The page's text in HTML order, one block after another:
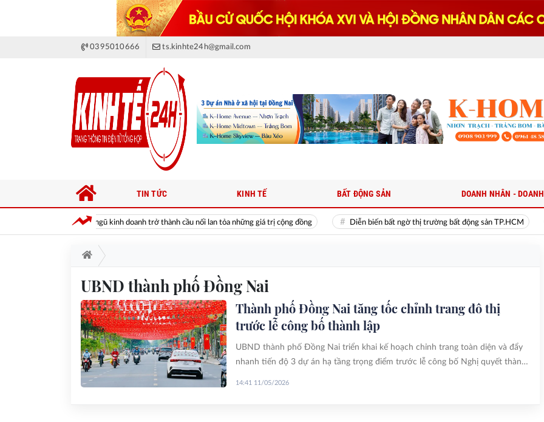
0395010666 ts.kinhte24h@gmail.com
Hanwha Life: Khi đội ngũ kinh doanh trở thành cầu nối lan tỏa những giá trị cộng đồng Diễn biến bất ngờ thị trường bất động sản TP.HCM
TIN TỨC KINH TẾ BẤT ĐỘNG SẢN DOANH NHÂN -
UBND thành phố Đồng Nai
Thành phố Đồng Nai tăng tốc chỉnh trang đô thị
trước lễ công bố thành lập
UBND thành phố Đồng Nai triển khai kế hoạch chỉnh trang toàn diện và đẩy
nhanh tiến độ 3 dự án hạ tầng trọng điểm trước lễ công bố Nghị quyết thành
14:41 11/05/2026